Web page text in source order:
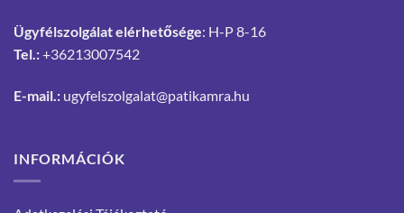
Ügyfélszolgálat elérhetősége: H-P 8-16
Tel.:+36213007542
E-mail.: ugyfelszolgalat@patikamra.hu
INFORMÁCIÓK